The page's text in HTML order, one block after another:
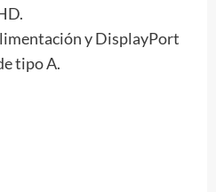
y DisplayPort
tipo A.